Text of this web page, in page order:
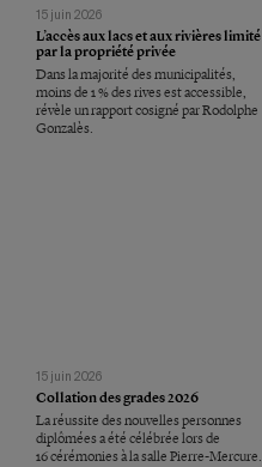
15 juin 2026
L’accès aux lacs et aux rivières limité
par la propriété privée
Dans la majorité des municipalités,
moins de 1 % des rives est accessible,
révèle un rapport cosigné par Rodolphe
Gonzalès.
15 juin 2026
Collation des grades 2026
La réussite des nouvelles personnes
diplômées a été célébrée lors de
16 cérémonies à la salle Pierre-Mercure.